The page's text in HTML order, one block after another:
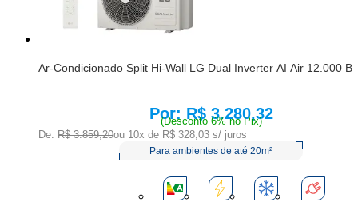
Ar-Condicionado Split Hi-Wall LG Dual Inverter AI Air 12.000
Price:
R$ 3.280,32
(Desconto 6% no Pix)
De: R$ 3.859,20ou 10x de R$ 328,03 s/ juros
Para ambientes de até 20m²